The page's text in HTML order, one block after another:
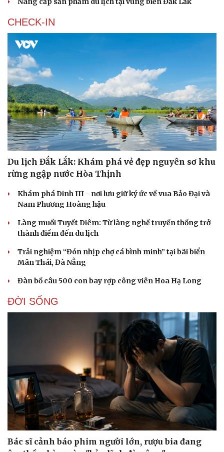
CHECK-IN
Du lịch Đắk Lắk: Khám phá vẻ đẹp nguyên sơ khu
rừng ngập nước Hòa Thịnh
Khám phá Dinh III - nơi lưu giữ ký ức về vua Bảo Đại và
Nam Phương Hoàng hậu
Làng muối Tuyết Diêm: Từ làng nghề truyền thống trở
thành điểm đến du lịch
Trải nghiệm “Đón nhịp chợ cá bình minh” tại bãi biển
Mân Thái, Đà Nẵng
Đàn bồ câu 500 con bay rợp công viên Hoa Hạ Long
ĐỜI SỐNG
Bác sĩ cảnh báo phim người lớn, rượu bia đang